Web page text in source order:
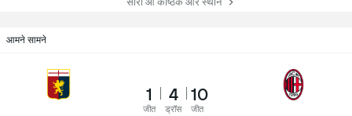
आमने सामने
1
जीत
4
ड्रॉस
10
जीत